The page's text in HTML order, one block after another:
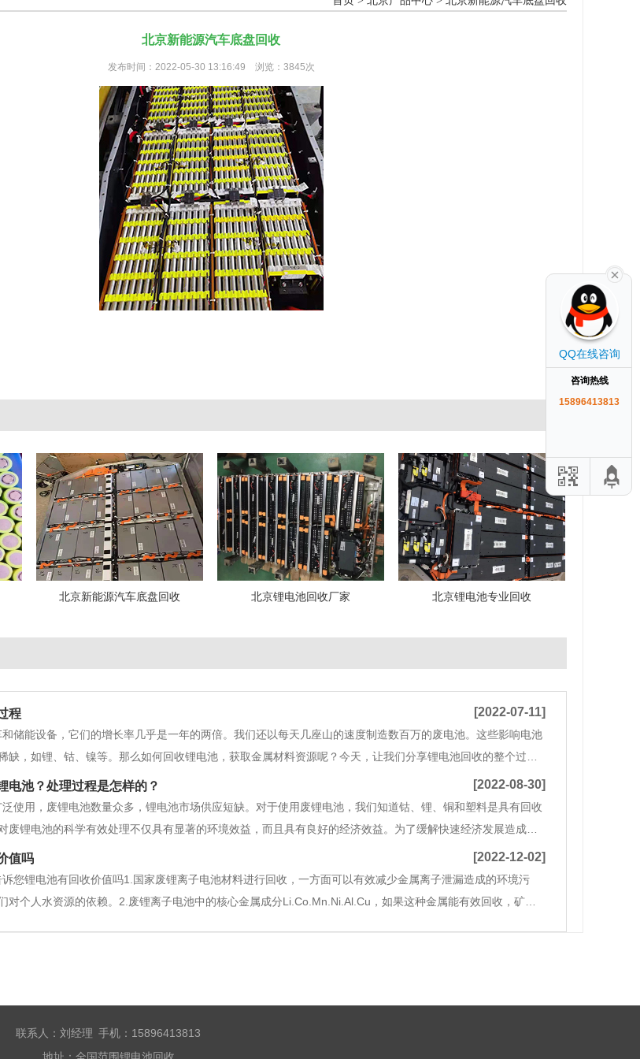
北京新能源汽车底盘回收
发布时间：2022-05-30 13:16:49 浏览：3845次
北京新能源汽车底盘回收 北京锂电池回收厂家 北京锂电池专业回收
程 [2022-07-11]
储能设备，它们的增长率几乎是一年的两倍。我们还以每天几座山的速度制造数百万的废电池。这些影响电池
缺，如锂、钴、镍等。那么如何回收锂电池，获取金属材料资源呢？今天，让我们分享锂电池回收的整个过
的锂离子电池。有两种排放方式，一种是物理排放，即短路排放，先用液氮低温冷却，然后穿孔强制排放；二
电能量的导电溶液。化
电池？处理过程是怎样的？ [2022-08-30]
使用，废锂电池数量众多，锂电池市场供应短缺。对于使用废锂电池，我们知道钴、锂、铜和塑料是具有回收
废锂电池的科学有效处理不仅具有显著的环境效益，而且具有良好的经济效益。为了缓解快速经济发展造成的
重的问题，实现废锂电池的高价回收已成为全球共识。废锂电池回收的价值是什么？铝、铜和有机电解质也可
收，具有很高的价值
值吗 [2022-12-02]
您锂电池有回收价值吗1.国家废锂离子电池材料进行回收，一方面可以有效减少金属离子泄漏造成的环境污
对个人水资源的依赖。2.废锂离子电池中的核心金属成分Li.Co.Mn.Ni.Al.Cu，如果这种金属能有效回收，矿产
联系人：刘经理 手机：15896413813
QQ在线咨询
咨询热线
15896413813